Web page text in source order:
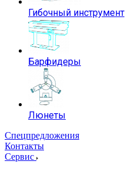
Гибочный инструмент
Барфидеры
Люнеты
Спецпредложения
Контакты
Сервис